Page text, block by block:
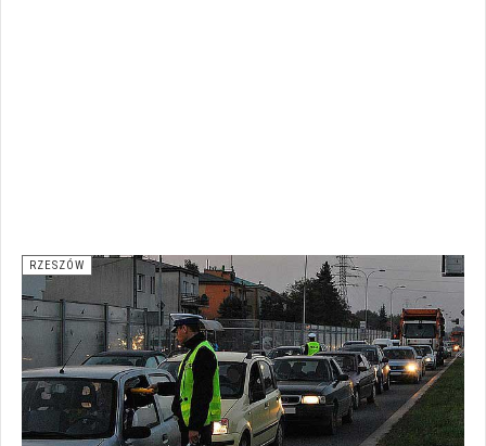
RZESZÓW